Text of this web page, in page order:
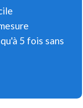
5 fois sans